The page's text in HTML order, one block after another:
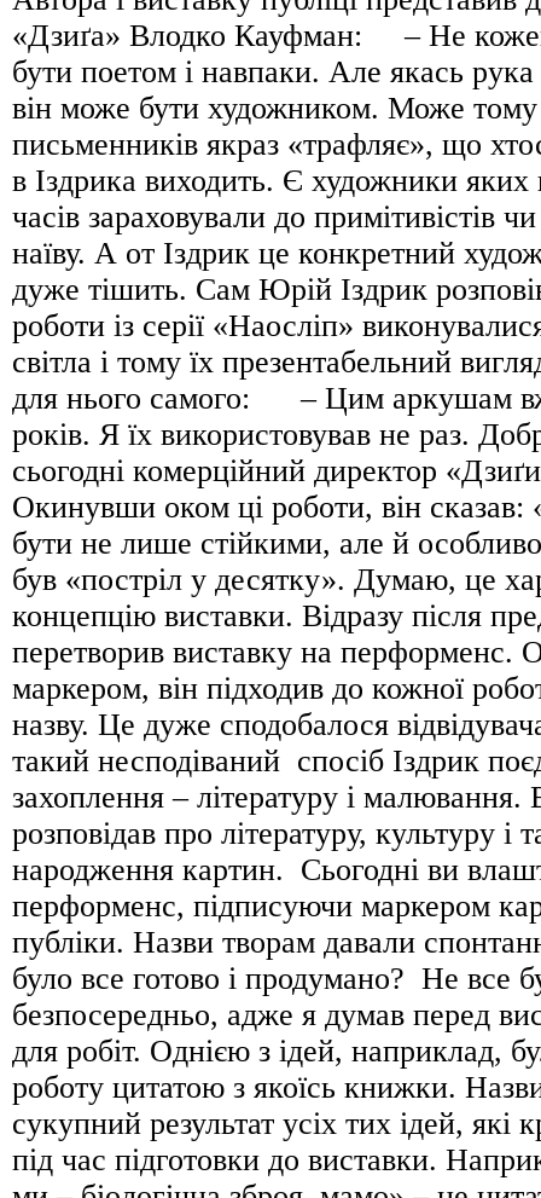
«Дзиґа» Влодко Кауфман: – Не
бути поетом і навпаки. Але якась рука
він може бути художником. Може тому
письменників якраз «трафляє», що
в Іздрика виходить. Є художники
часів зараховували до примітивістів
наїву. А от Іздрик це конкретний
дуже тішить. Сам Юрій Іздрик
роботи із серії «Наосліп»
світла і тому їх презентабельний
для нього самого: – Цим аркушам
років. Я їх використовував не раз.
сьогодні комерційний директор
Окинувши оком ці роботи, він сказав:
бути не лише стійкими, але й
був «постріл у десятку». Думаю, це
концепцію виставки. Відразу після
перетворив виставку на перформенс.
маркером, він підходив до кожної
назву. Це дуже сподобалося
такий несподіваний спосіб Іздрик
захоплення – літературу і малювання.
розповідав про літературу, культуру і
народження картин. Сьогодні ви
перформенс, підписуючи маркером
публіки. Назви творам давали
було все готово і продумано? Не все
безпосередньо, адже я думав перед
для робіт. Однією з ідей, наприклад,
роботу цитатою з якоїсь книжки.
сукупний результат усіх тих ідей, які
під час підготовки до виставки.